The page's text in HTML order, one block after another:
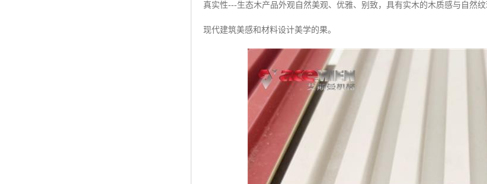
真实性---生态木产品外观自然美观、优雅、别致，具有实木的木质感与自然
现代建筑美感和材料设计美学的果。